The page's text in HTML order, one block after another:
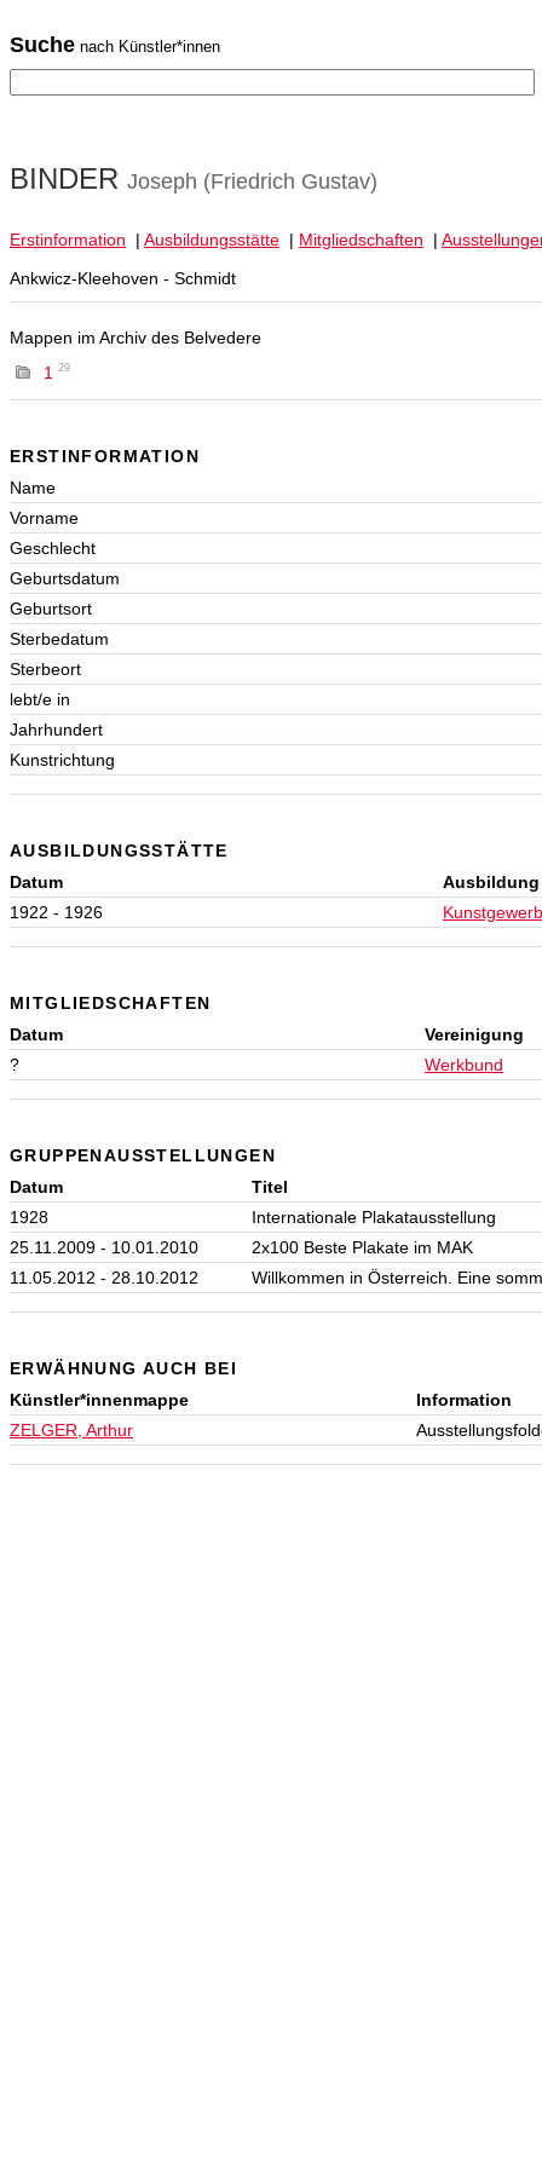
Suche nach Künstler*innen
BINDER Joseph (Friedrich Gustav)
Erstinformation | Ausbildungsstätte | Mitgliedschaften |
Ankwicz-Kleehoven - Schmidt
Mappen im Archiv des Belvedere
1
29
ERSTINFORMATION
Name
Vorname
Geschlecht
Geburtsdatum
Geburtsort
Sterbedatum
Sterbeort
lebt/e in
Jahrhundert
Kunstrichtung
AUSBILDUNGSSTÄTTE
Datum
Ausbildung
1922 - 1926
MITGLIEDSCHAFTEN
Datum
Vereinigung
?
Werkbund
GRUPPENAUSSTELLUNGEN
Datum
Titel
1928
Internationale Plakatausstellung
25.11.2009 - 10.01.2010
2x100 Beste Plakate im MAK
11.05.2012 - 28.10.2012
Willkommen in Österreich. Eine
ERWÄHNUNG AUCH BEI
Künstler*innenmappe
Information
ZELGER, Arthur